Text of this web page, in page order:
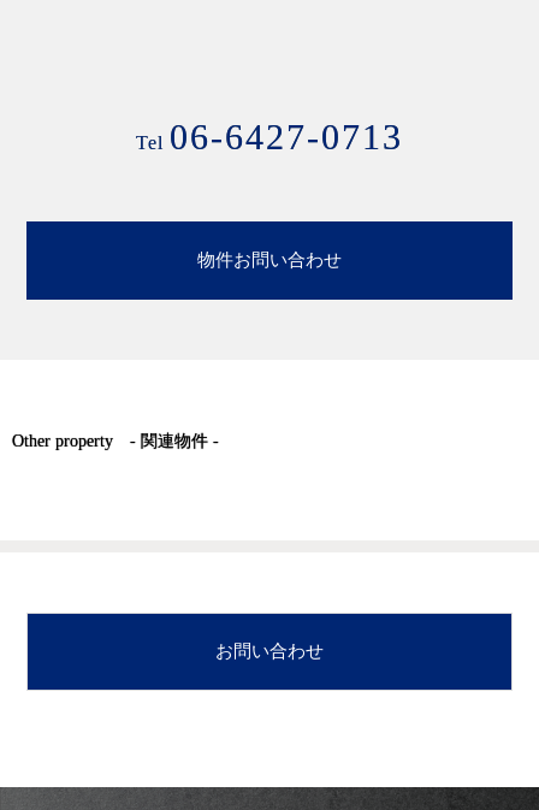
Tel 06-6427-0713
物件お問い合わせ
Other property - 関連物件 -
お問い合わせ